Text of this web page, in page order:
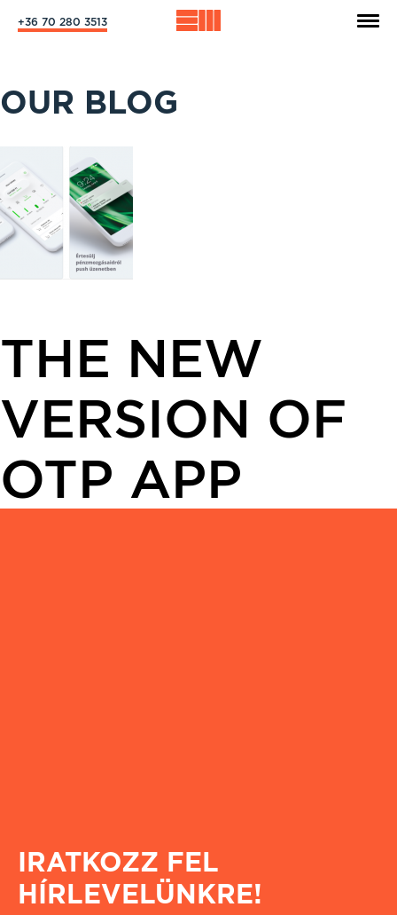
+36 70 280 3513
OUR BLOG
THE NEW
VERSION OF
OTP APP
IRATKOZZ FEL
HÍRLEVELÜNKRE!